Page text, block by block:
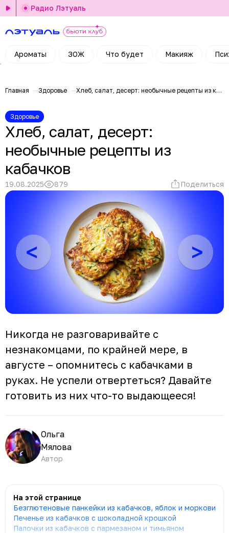
Ароматы ЗОЖ Что будет Макияж
Радио Лэтуаль
Главная Здоровье Хлеб, салат, десерт: необычные рецепты из кабачков
Здоровье
Хлеб, салат, десерт:
необычные рецепты из
кабачков
19.08.2025 879 Поделиться
Никогда не разговаривайте с
незнакомцами, по крайней мере, в
августе – опомнитесь с кабачками в
руках. Не успели отвертеться? Давайте
готовить из них что-то выдающееся!
Ольга
Мялова
Автор
На этой странице
Безглютеновые панкейки из кабачков, яблок и моркови
Печенье из кабачков с шоколадной крошкой
Палочки из кабачков с пармезаном и тимьяном